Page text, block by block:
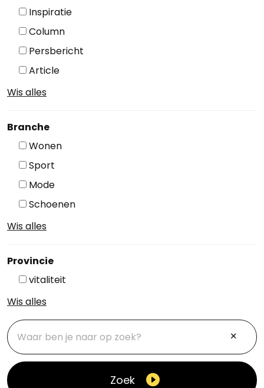
Inspiratie
Column
Persbericht
Article
Wis alles
Branche
Wonen
Sport
Mode
Schoenen
Wis alles
Provincie
vitaliteit
Wis alles
Zoek